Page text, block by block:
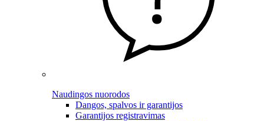
Naudingos nuorodos
Dangos, spalvos ir garantijos
Garantijos registravimas